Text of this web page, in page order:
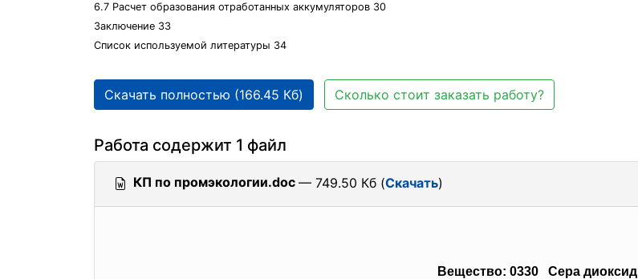
6.7 Расчет образования отработанных аккумуляторов 30
Заключение 33
Список используемой литературы 34
Скачать полностью (166.45 Кб) Сколько стоит заказать работу?
Работа содержит 1 файл
КП по промэкологии.doc — 749.50 Кб (Скачать)
Вещество: 0330 Сера диоксид